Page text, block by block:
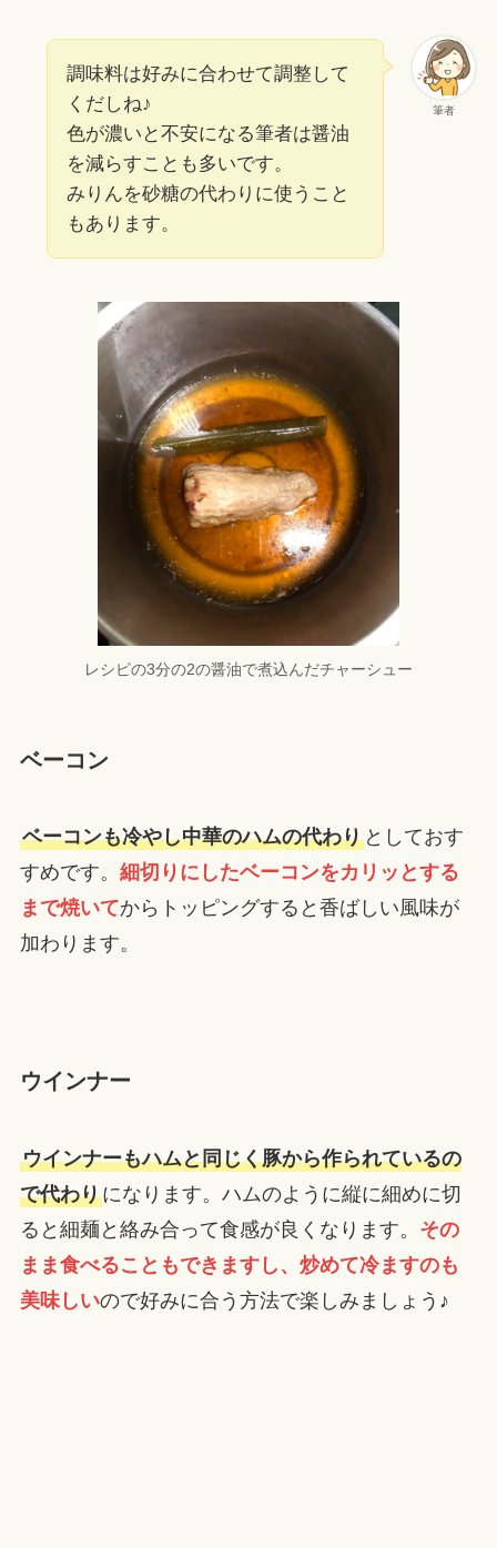
筆者
調味料は好みに合わせて調整して
くだしね♪
色が濃いと不安になる筆者は醤油
を減らすことも多いです。
みりんを砂糖の代わりに使うこと
もあります。
レシピの3分の2の醤油で煮込んだチャーシュー
ベーコン
ベーコンも冷やし中華のハムの代わりとしておす
すめです。 細切りにしたベーコンをカリッとする
まで焼いてからトッピングすると香ばしい風味が
加わります。
ウインナー
ウインナーもハムと同じく豚から作られているの
で代わりになります。ハムのように縦に細めに切
ると細麺と絡み合って食感が良くなります。 その
まま食べることもできますし、炒めて冷ますのも
美味しいので好みに合う方法で楽しみましょう♪